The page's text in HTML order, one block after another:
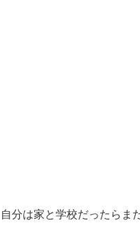
分は家と学校だったらま